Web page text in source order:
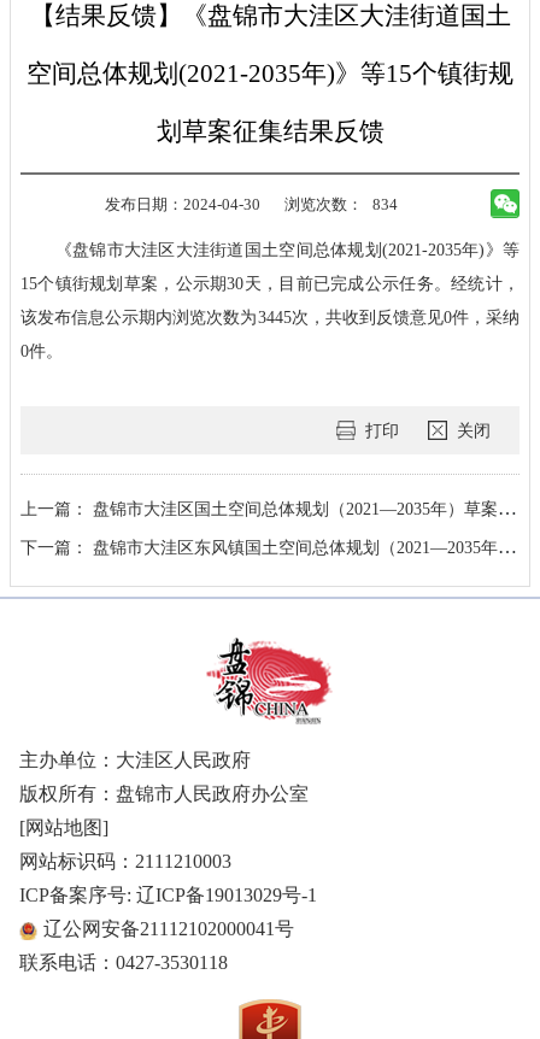
【结果反馈】《盘锦市大洼区大洼街道国土
空间总体规划(2021-2035年)》等15个镇街规
划草案征集结果反馈
发布日期：2024-04-30 浏览次数： 834
《盘锦市大洼区大洼街道国土空间总体规划(2021-2035年)》等
15个镇街规划草案，公示期30天，目前已完成公示任务。经统计，
该发布信息公示期内浏览次数为3445次，共收到反馈意见0件，采纳
0件。
打印 关闭
上一篇：
盘锦市大洼区国土空间总体规划（2021—2035年）草案公示
下一篇：
盘锦市大洼区东风镇国土空间总体规划（2021—2035年）草案公示
主办单位：大洼区人民政府
版权所有：盘锦市人民政府办公室
[网站地图]
网站标识码：2111210003
ICP备案序号: 辽ICP备19013029号-1
辽公网安备21112102000041号
联系电话：0427-3530118